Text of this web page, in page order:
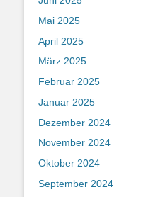
Mai 2025
April 2025
März 2025
Februar 2025
Januar 2025
Dezember 2024
November 2024
Oktober 2024
September 2024